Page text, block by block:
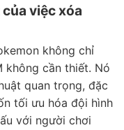
việc xóa
không chỉ
không cần thiết. Nó
quan trọng, đặc
tối ưu hóa đội hình
với người chơi